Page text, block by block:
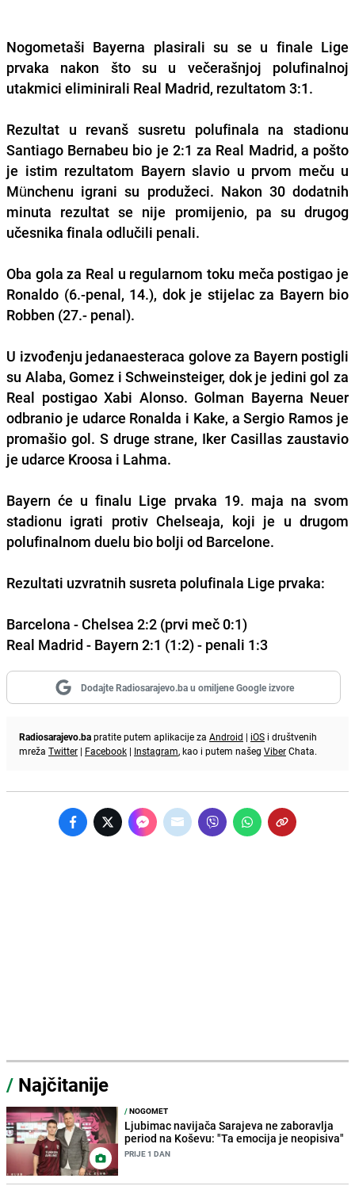
Nogometaši Bayerna plasirali su se u finale Lige
prvaka
nakon što su u večerašnjoj polufinalnoj
utakmici eliminirali Real Madrid, rezultatom 3:1.
Rezultat u revanš susretu polufinala na stadionu
Santiago Bernabeu bio je 2:1 za Real Madrid, a pošto
je istim rezultatom Bayern slavio u prvom meču u
Münchenu igrani su produžeci. Nakon 30 dodatnih
minuta rezultat se nije promijenio, pa su drugog
učesnika finala odlučili penali.
Oba gola za Real u regularnom toku meča postigao je
Ronaldo (6.-penal, 14.), dok je stijelac za Bayern bio
Robben (27.- penal).
U izvođenju jedanaesteraca golove za Bayern postigli
su Alaba, Gomez i Schweinsteiger, dok je jedini gol za
Real postigao Xabi Alonso. Golman Bayerna Neuer
odbranio je udarce Ronalda i Kake, a Sergio Ramos je
promašio gol. S druge strane, Iker Casillas zaustavio
je udarce Kroosa i Lahma.
Bayern će u finalu Lige prvaka 19. maja na svom
stadionu igrati protiv Chelseaja, koji je u drugom
polufinalnom duelu bio bolji od Barcelone.
Rezultati uzvratnih susreta polufinala Lige prvaka:
Barcelona - Chelsea 2:2 (prvi meč 0:1)
Real Madrid - Bayern 2:1 (1:2) - penali 1:3
Dodajte Radiosarajevo.ba u omiljene Google izvore
Radiosarajevo.bapratite putem aplikacije za Android | iOS i društvenih
mreža Twitter | Facebook | Instagram, kao i putem našeg ViberChata.
/ Najčitanije
/NOGOMET
Ljubimac navijača Sarajeva ne zaboravlja
period na Koševu: "Ta emocija je neopisiva"
PRIJE 1 DAN